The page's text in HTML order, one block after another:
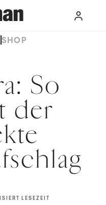
SHOP
So
der
LESEZEIT